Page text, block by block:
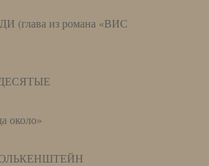
(глава из романа «ВИС
около»